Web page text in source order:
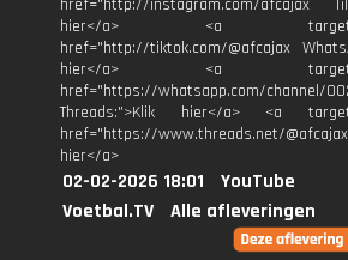
href="http://instagram.com/afcajax
hier</a> <a
href="http://tiktok.com/@afcajax
hier</a> <a
href="https://whatsapp.com/channel/
Threads:">Klik hier</a> <a
href="https://www.threads.net/
hier</a>
02-02-2026 18:01
YouTube
Voetbal.TV
Alle afleveringen